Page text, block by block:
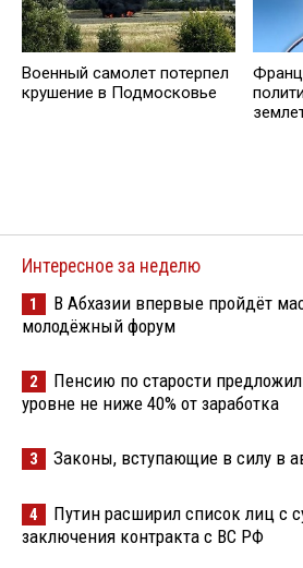
Военный самолет потерпел
крушение в Подмосковье
Интересное за неделю
1
В Абхазии впервые пройдёт
молодёжный форум
2
Пенсию по старости
уровне не ниже 40% от заработка
3 Законы, вступающие в силу в
4
Путин расширил список лиц с
заключения контракта с ВС РФ